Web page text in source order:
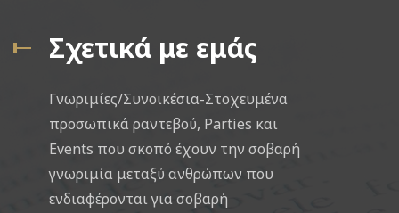
Σχετικά με εμάς
Γνωριμίες/Συνοικέσια-Στοχευμένα
προσωπικά ραντεβού, Parties και
Events που σκοπό έχουν την σοβαρή
γνωριμία μεταξύ ανθρώπων που
ενδιαφέρονται για σοβαρή